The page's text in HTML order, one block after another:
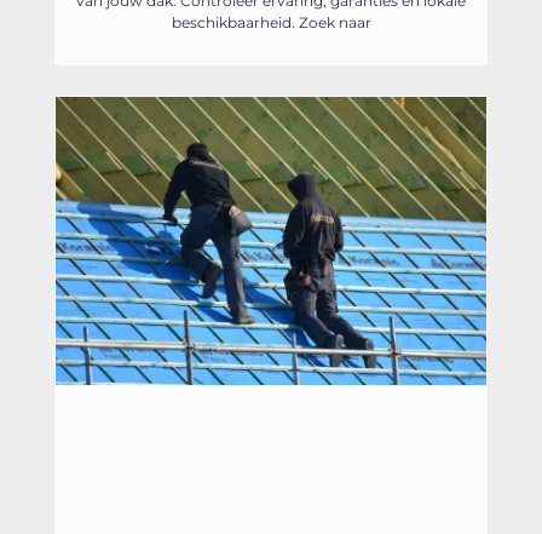
beschikbaarheid. Zoek naar